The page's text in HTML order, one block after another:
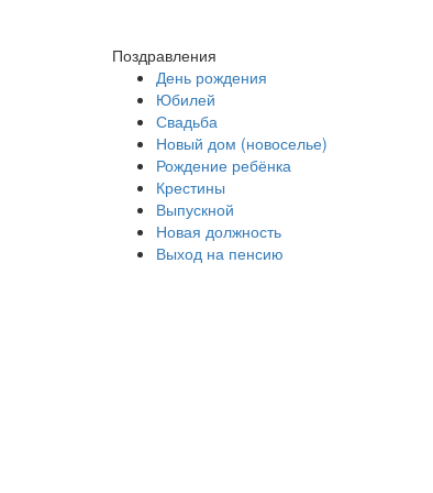
Поздравления
День рождения
Юбилей
Свадьба
Новый дом (новоселье)
Рождение ребёнка
Крестины
Выпускной
Новая должность
Выход на пенсию